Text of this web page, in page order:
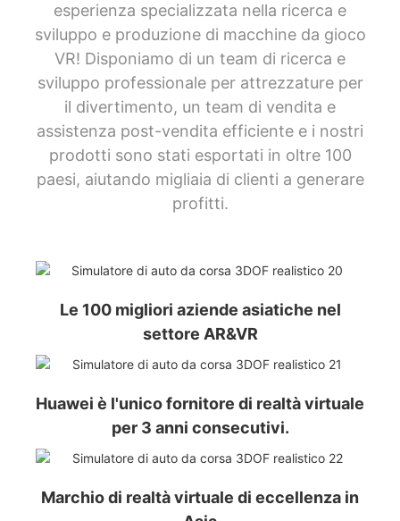
esperienza specializzata nella ricerca e
sviluppo e produzione di macchine da gioco
VR! Disponiamo di un team di ricerca e
sviluppo professionale per attrezzature per
il divertimento, un team di vendita e
assistenza post-vendita efficiente e i nostri
prodotti sono stati esportati in oltre 100
paesi, aiutando migliaia di clienti a generare
profitti.
Le 100 migliori aziende asiatiche nel
settore AR&VR
Huawei è l'unico fornitore di realtà virtuale
per 3 anni consecutivi.
Marchio di realtà virtuale di eccellenza in